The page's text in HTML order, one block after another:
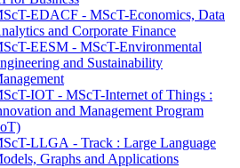
EDACF - MScT-Economics, Data
and Corporate Finance
EESM - MScT-Environmental
and Sustainability
IOT - MScT-Internet of Things :
and Management Program
LLGA - Track : Large Language
Graphs and Applications